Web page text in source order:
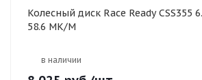
Колесный диск Race Ready CSS355
58.6 MK/M
в наличии